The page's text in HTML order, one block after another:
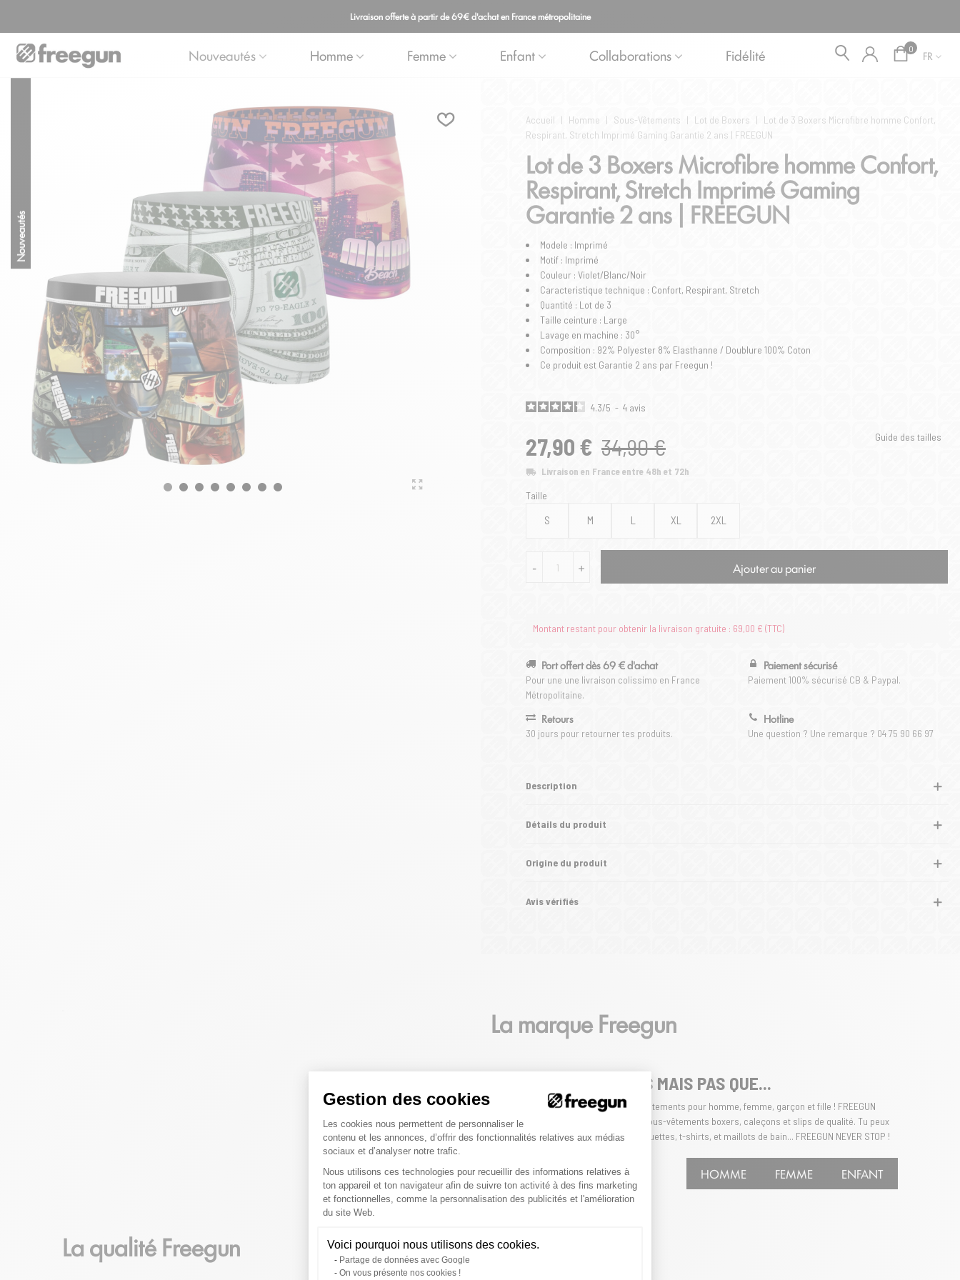
Livraison offerte à partir de 69€ d'achat en France métropolitaine
Nouveautés Homme Femme Enfant Collaborations Fidélité 0 FR
Nouveautés
Accueil | Homme | Sous-Vêtements | Lot de Boxers | Lot de 3 Boxers Microfibre homme Confort,
Respirant, Stretch Imprimé Gaming Garantie 2 ans | FREEGUN
Lot de 3 Boxers Microfibre homme Confort,
Respirant, Stretch Imprimé Gaming
Garantie 2 ans | FREEGUN
Modele : Imprimé
Motif : Imprimé
Couleur : Violet/Blanc/Noir
Caracteristique technique : Confort, Respirant, Stretch
Quantité : Lot de 3
Taille ceinture : Large
Lavage en machine : 30°
Composition : 92% Polyester 8% Elasthanne / Doublure 100% Coton
Ce produit est Garantie 2 ans par Freegun !
4.3/5 - 4 avis
27,90 € 34,90 €
Livraison en France entre 48h et 72h
Guide des tailles
Taille
S M L XL 2XL
- + Ajouter au panier
Montant restant pour obtenir la livraison gratuite : 69,00 € (TTC)
Port offert dès 69 € d'achat
Pour une une livraison colissimo en France
Métropolitaine.
Paiement sécurisé
Paiement 100% sécurisé CB & Paypal.
Retours
30 jours pour retourner tes produits.
Hotline
Une question ? Une remarque ? 04 75 90 66 97
Description
Détails du produit
Origine du produit
Avis vérifiés
La marque Freegun
FREEGUN DES BOXERS MAIS PAS QUE...
FREEGUN c'est une offre complète de vêtements pour homme, femme, garçon et fille ! FREEGUN
t'habille de la tête aux pieds avec ses sous-vêtements boxers, caleçons et slips de qualité. Tu peux
aussi retrouver chez Freegun des casquettes, t-shirts, et maillots de bain... FREEGUN NEVER STOP !
HOMME FEMME ENFANT
La qualité Freegun
Gestion des cookies
Plateforme de Gestion du Consentement : Personnalisez vos Options
Les cookies nous permettent de personnaliser le
contenu et les annonces, d’offrir des fonctionnalités relatives aux médias
sociaux et d’analyser notre trafic.
Nous utilisons ces technologies pour recueillir des informations relatives à
ton appareil et ton navigateur afin de suivre ton activité à des fins marketing
et fonctionnelles, comme la personnalisation des publicités et l'amélioration
du site Web.
Voici pourquoi nous utilisons des cookies.
Partage de données avec Google
On vous présente nos cookies !
Axeptio consent